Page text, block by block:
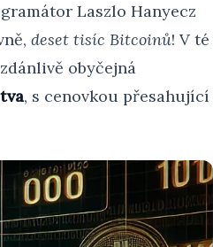
Laszlo Hanyecz
deset tisíc Bitcoinů! V té
obyčejná
, s cenovkou přesahující